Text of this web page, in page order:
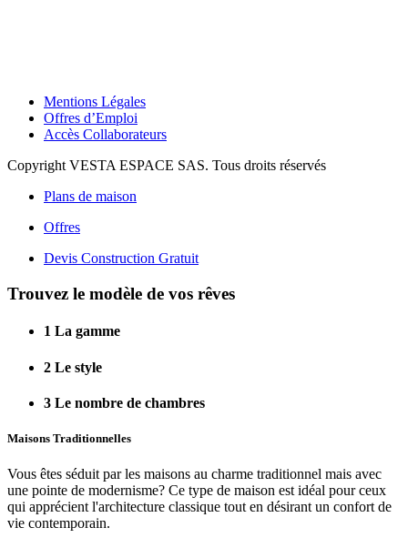
Mentions Légales
Offres d’Emploi
Accès Collaborateurs
Copyright VESTA ESPACE SAS. Tous droits réservés
Plans de maison
Offres
Devis Construction Gratuit
Trouvez le modèle de vos rêves
1 La gamme
2 Le style
3 Le nombre de chambres
Maisons Traditionnelles
Vous êtes séduit par les maisons au charme traditionnel mais avec
une pointe de modernisme? Ce type de maison est idéal pour ceux
qui apprécient l'architecture classique tout en désirant un confort de
vie contemporain.